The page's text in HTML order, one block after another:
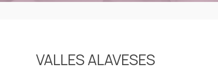
VALLES ALAVESES